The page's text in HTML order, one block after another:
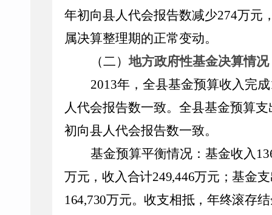
年初向县人代会报告数减少274万元
属决算整理期的正常变动。
（二）地方政府性基金决算情况
2013年， 全县基金预算收入完成
人代会报告数一致。全县基金预算支
初向县人代会报告数一致。
基金预算平衡情况：基金收入 1
万元， 收入合计249,446万元；基金
164,730万元。收支相抵，年终滚存